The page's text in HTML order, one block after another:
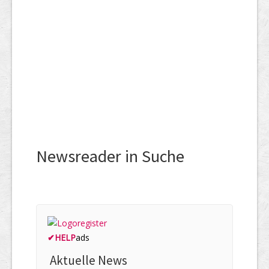
Newsreader in Suche
✔HELPads
Aktuelle News